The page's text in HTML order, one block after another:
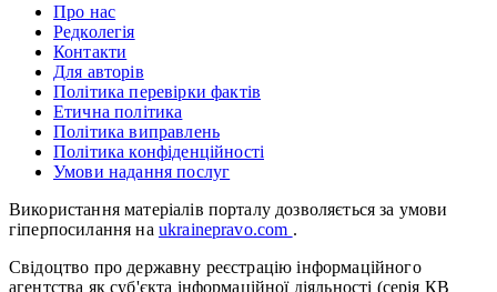
Про нас
Редколегія
Контакти
Для авторів
Політика перевірки фактів
Етична політика
Політика виправлень
Політика конфіденційності
Умови надання послуг
Використання матеріалів порталу дозволяється за умови
гіперпосилання на ukrainepravo.com .
Свідоцтво про державну реєстрацію інформаційного
агентства як суб'єкта інформаційної діяльності (серія КВ